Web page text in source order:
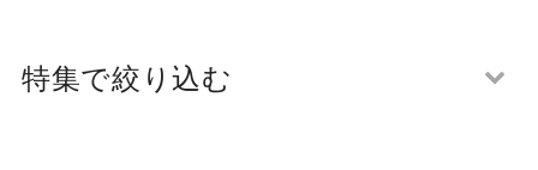
特集で絞り込む